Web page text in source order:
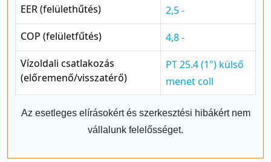
EER (felülethűtés)
2,5 -
COP (felületfűtés)
4,8 -
Vízoldali csatlakozás
(előremenő/visszatérő)
PT 25.4 (1") külső
menet coll
Az esetleges elírásokért és szerkesztési hibákért nem
vállalunk felelősséget.